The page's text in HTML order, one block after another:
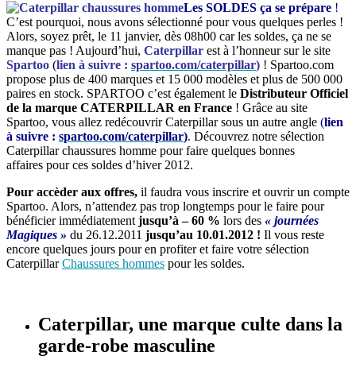
Les SOLDES ça se prépare !
C’est pourquoi, nous avons sélectionné pour vous quelques perles !
Alors, soyez prêt, le 11 janvier, dès 08h00 car les soldes, ça ne se
manque pas ! Aujourd’hui, Caterpillar est à l’honneur sur le site
Spartoo (lien à suivre : spartoo.com/caterpillar) ! Spartoo.com
propose plus de 400 marques et 15 000 modèles et plus de 500 000
paires en stock. SPARTOO c’est également le Distributeur Officiel
de la marque CATERPILLAR en France ! Grâce au site
Spartoo, vous allez redécouvrir Caterpillar sous un autre angle (lien
à suivre : spartoo.com/caterpillar). Découvrez notre sélection
Caterpillar chaussures homme pour faire quelques bonnes
affaires pour ces soldes d’hiver 2012.
Pour accèder aux offres, il faudra vous inscrire et ouvrir un compte
Spartoo. Alors, n’attendez pas trop longtemps pour le faire pour
bénéficier immédiatement jusqu’à – 60 % lors des « journées
Magiques » du 26.12.2011 jusqu’au 10.01.2012 ! Il vous reste
encore quelques jours pour en profiter et faire votre sélection
CaterpillarChaussures hommes pour les soldes.
Caterpillar, une marque culte dans la
garde-robe masculine